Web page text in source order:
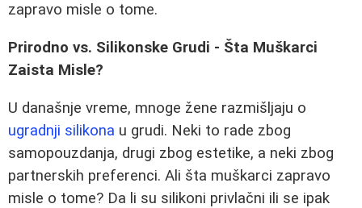
zapravo misle o tome.
Prirodno vs. Silikonske Grudi - Šta Muškarci
Zaista Misle?
U današnje vreme, mnoge žene razmišljaju o
ugradnji silikona u grudi. Neki to rade zbog
samopouzdanja, drugi zbog estetike, a neki zbog
partnerskih preferenci. Ali šta muškarci zapravo
misle o tome? Da li su silikoni privlačni ili se ipak